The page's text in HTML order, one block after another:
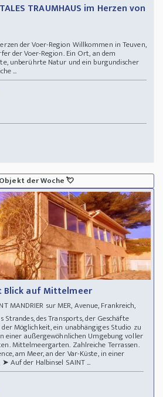
TRAUMHAUS im Herzen von
der Voer-Region Willkommen in Teuven,
der Voer-Region. Ein Ort, an dem
unberührte Natur und ein burgundischer
...
Objekt der Woche💘
Blick auf Mittelmeer
MANDRIER sur MER, Avenue, Frankreich,
Strandes, des Transports, der Geschäfte
Möglichkeit, ein unabhängiges Studio zu
einer außergewöhnlichen Umgebung voller
Mittelmeergarten. Zahlreiche Terrassen.
am Meer, an der Var-Küste, in einer
Auf der Halbinsel SAINT ...